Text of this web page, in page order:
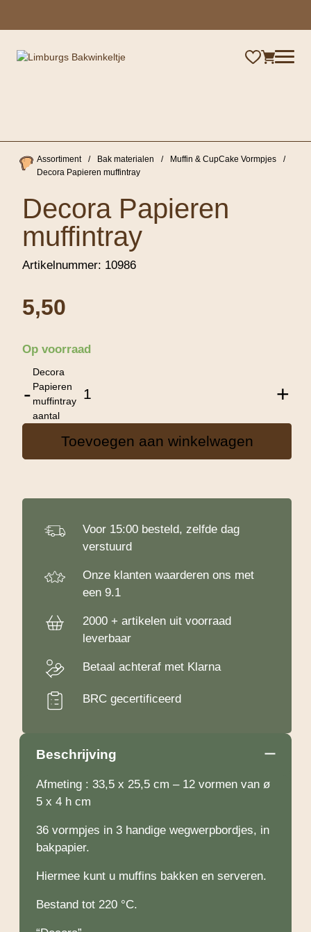
Assortiment / Bak materialen / Muffin & CupCake Vormpjes
/
Decora Papieren muffintray
Decora Papieren
muffintray
Artikelnummer: 10986
5,50
Op voorraad
-
Decora
Papieren
muffintray
aantal
+
Toevoegen aan winkelwagen
Voor 15:00 besteld, zelfde dag
verstuurd
Onze klanten waarderen ons met
een 9.1
2000 + artikelen uit voorraad
leverbaar
Betaal achteraf met Klarna
BRC gecertificeerd
Beschrijving
Afmeting : 33,5 x 25,5 cm – 12 vormen van ø
5 x 4 h cm
36 vormpjes in 3 handige wegwerpbordjes, in
bakpapier.
Hiermee kunt u muffins bakken en serveren.
Bestand tot 220 °C.